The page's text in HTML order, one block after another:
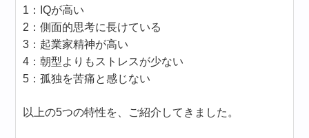
1：IQが高い
2：側面的思考に長けている
3：起業家精神が高い
4：朝型よりもストレスが少ない
5：孤独を苦痛と感じない
以上の5つの特性を、ご紹介してきました。